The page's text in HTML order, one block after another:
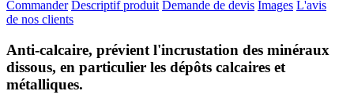
Commander Descriptif produit Demande de devis Images L'avis
de nos clients
Anti-calcaire, prévient l'incrustation des minéraux
dissous, en particulier les dépôts calcaires et
métalliques.